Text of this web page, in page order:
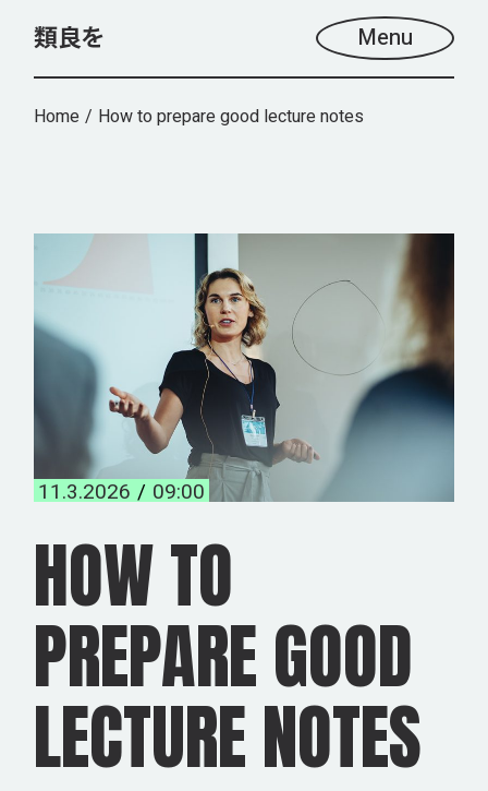
Menu
Home How to prepare good lecture notes
11.3.2026 09:00
HOW TO
PREPARE GOOD
LECTURE NOTES